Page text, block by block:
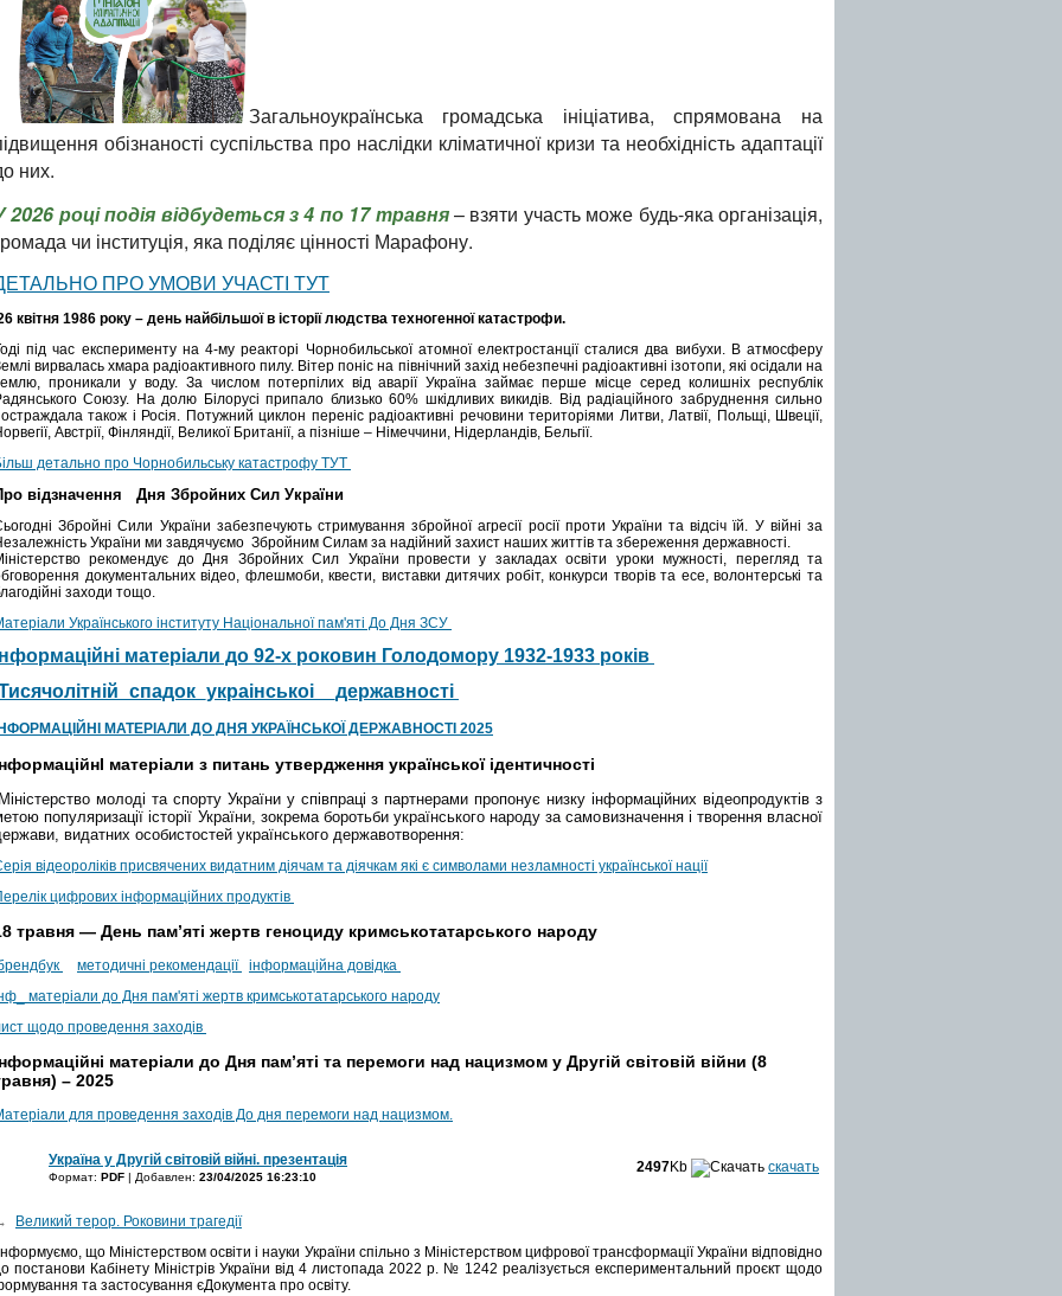
Загальноукраїнська громадська ініціатива, спрямована на
обізнаності суспільства про наслідки кліматичної кризи та необхідність адаптації
них.
2026 році подія відбудеться з 4 по 17 травня– взяти участь може будь-яка організація,
чи інституція, яка поділяє цінності Марафону.
ПРО УМОВИ УЧАСТІ ТУТ
квітня 1986 року – день найбільшої в історії людства техногенної катастрофи.
під час експерименту на 4-му реакторі Чорнобильської атомної електростанції сталися два вибухи. В атмосферу
вирвалась хмара радіоактивного пилу. Вітер поніс на північний захід небезпечні радіоактивні ізотопи, які осідали на
проникали у воду. За числом потерпілих від аварії Україна займає перше місце серед колишніх республік
Союзу. На долю Білорусі припало близько 60% шкідливих викидів. Від радіаційного забруднення сильно
також і Росія. Потужний циклон переніс радіоактивні речовини територіями Литви, Латвії, Польщі, Швеції,
Австрії, Фінляндії, Великої Британії, а пізніше – Німеччини, Нідерландів, Бельгії.
детально про Чорнобильську катастрофу ТУТ
відзначення Дня Збройних Сил України
Збройні Сили України забезпечують стримування збройної агресії росії проти України та відсіч їй. У війні за
України ми завдячуємо Збройним Силам за надійний захист наших життів та збереження державності.
рекомендує до Дня Збройних Сил України провести у закладах освіти уроки мужності, перегляд та
документальних відео, флешмоби, квести, виставки дитячих робіт, конкурси творів та есе, волонтерські та
заходи тощо.
Українського інституту Національної пам'яті До Дня ЗСУ
матеріали до 92-х роковин Голодомору 1932-1933 років
МАТЕРІАЛИ ДО ДНЯ УКРАЇНСЬКОЇ ДЕРЖАВНОСТІ 2025
матеріали з питань утвердження української ідентичності
молоді та спорту України у співпраці з партнерами пропонує низку інформаційних відеопродуктів з
популяризації історії України, зокрема боротьби українського народу за самовизначення і творення власної
видатних особистостей українського державотворення:
відеороліків присвячених видатним діячам та діячкам які є символами незламності української нації
цифрових інформаційних продуктів
травня — День пам’яті жертв геноциду кримськотатарського народу
методичні рекомендації інформаційна довідка
матеріали до Дня пам'яті жертв кримськотатарського народу
щодо проведення заходів
матеріали до Дня пам’яті та перемоги над нацизмом у Другій світовій війни (8
– 2025
для проведення заходів До дня перемоги над нацизмом.
Україна у Другій світовій війні. презентація
Формат: PDF | Добавлен: 23/04/2025 16:23:10
2497Kb скачать
Великий терор. Роковини трагедії
що Міністерством освіти і науки України спільно з Міністерством цифрової трансформації України відповідно
постанови Кабінету Міністрів України від 4 листопада 2022 р. № 1242 реалізується експериментальний проєкт щодо
та застосування єДокумента про освіту.